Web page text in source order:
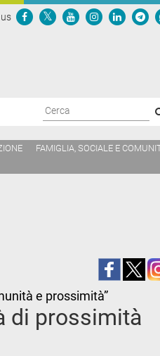
FAMIGLIA, SOCIALE E
e prossimità”
di prossimità